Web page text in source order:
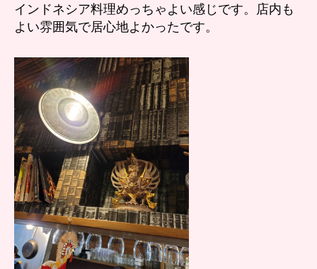
インドネシア料理めっちゃよい感じです。店内も
よい雰囲気で居心地よかったです。